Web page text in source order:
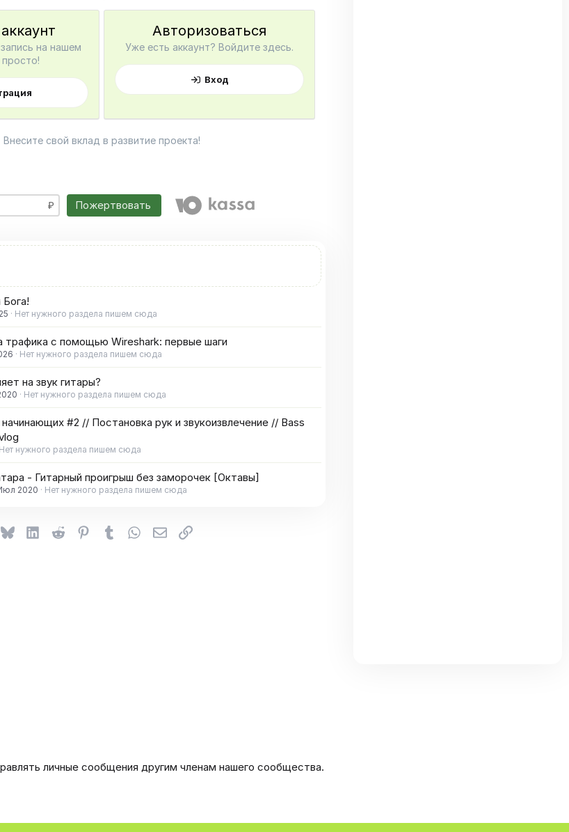
на нашем
Авторизоваться
Уже есть аккаунт? Войдите здесь.
Вход
Внесите свой вклад в развитие проекта!
Пожертвовать
Нет нужного раздела пишем сюда
трафика с помощью Wireshark: первые шаги
Нет нужного раздела пишем сюда
на звук гитары?
Нет нужного раздела пишем сюда
#2 // Постановка рук и звукоизвлечение // Bass
Нет нужного раздела пишем сюда
- Гитарный проигрыш без заморочек [Октавы]
2020 Нет нужного раздела пишем сюда
(Twitter)
BlueskyLinkedIn
Reddit Pinterest
Tumblr WhatsApp
Электронная почта
Ссылка
личные сообщения другим членам нашего сообщества.